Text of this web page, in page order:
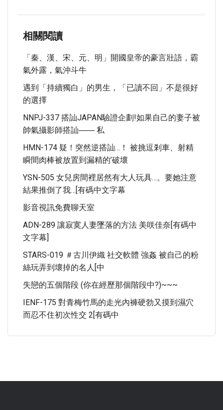
相關閱讀
「秦、漢、宋、元、明」開國皇帝的豪言壯語，霸
氣外露，氣沖斗牛
遇到「持續獨白」的男生，「已讀不回」不是很好
的選擇
NNPJ-337 搭訕JAPAN驗證企劃!如果自己的妻子被
帥氣攝影師搭訕―― 私
HMN-174 疑！突然逆搭訕…！ 被挑逗剎車、射精
瞬間肉棒被放置到漏精的’破壞
YSN-505 女兒房間裡居然有大人玩具…。要她注意
結果推倒了我…[有碼中文字幕
影音視訊免費聊天室
ADN-289 讓寂寞人妻墜落的方法 美咲佳奈[有碼中
文字幕]
STARS-019 ＃古川伊織 社交軟體 強姦 被自己的粉
絲玩弄到壞掉的名人[中
失戀的五個階段 (你在經歷那個階段中?)~~~
IENF-175 對青梅竹馬的走光內褲硬勃又摸到濕穴
而忍不住初次性交 2[有碼中